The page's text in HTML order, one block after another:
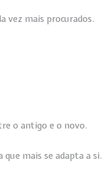
vez mais procurados.
o antigo e o novo.
mais se adapta a si.